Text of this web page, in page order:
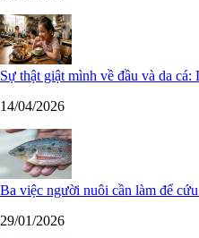
Sự thật giật mình về đầu và da
14/04/2026
Ba việc người nuôi cần làm để
29/01/2026